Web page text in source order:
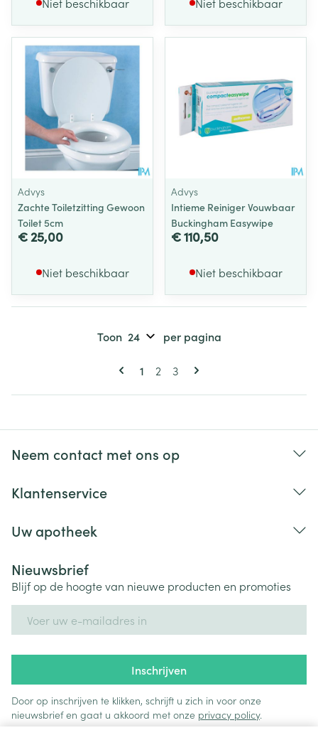
Advys
Zachte Toiletzitting Gewoon
Toilet 5cm
€ 25,00
Niet beschikbaar
Advys
Intieme Reiniger Vouwbaar
Buckingham Easywipe
€ 110,50
Niet beschikbaar
Pagina's
U lees momenteel pagina
1 Pagina
2 Pagina
3
Toon per pagina
Neem contact met ons op
Klantenservice
Uw apotheek
Nieuwsbrief
Blijf op de hoogte van nieuwe producten en promoties
Inschrijven
Door op inschrijven te klikken, schrijft u zich in voor onze
nieuwsbrief en gaat u akkoord met onze privacy policy.